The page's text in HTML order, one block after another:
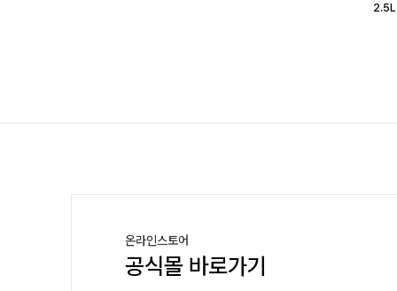
2.5L
온라인스토어
공식몰 바로가기